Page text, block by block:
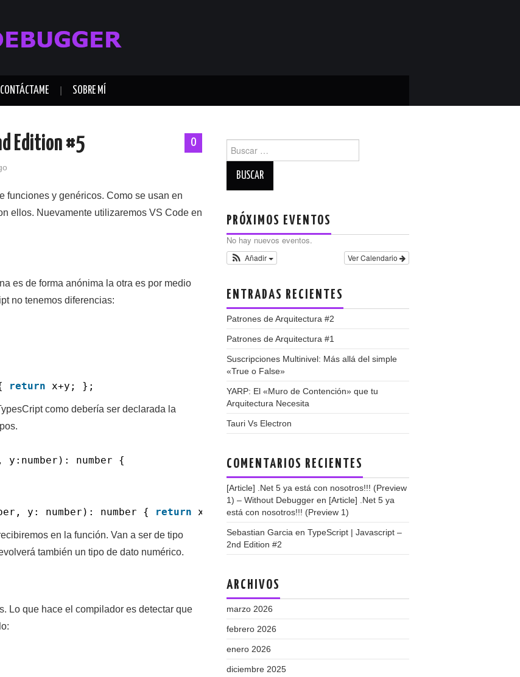
CONTÁCTAME SOBRE MÍ
0
Edition #5
funciones y genéricos. Como se usan en
ellos. Nuevamente utilizaremos VS Code en
es de forma anónima la otra es por medio
no tenemos diferencias:
return x+y; };
como debería ser declarada la
y:number): number {
y: number): number { return x+y; };
en la función. Van a ser de tipo
también un tipo de dato numérico.
Lo que hace el compilador es detectar que
PRÓXIMOS EVENTOS
No hay nuevos eventos.
Ver Calendario
Añadir
ENTRADAS RECIENTES
Patrones de Arquitectura #2
Patrones de Arquitectura #1
Suscripciones Multinivel: Más allá del simple
«True o False»
YARP: El «Muro de Contención» que tu
Arquitectura Necesita
Tauri Vs Electron
COMENTARIOS RECIENTES
[Article] .Net 5 ya está con nosotros!!! (Preview
1) – Without Debugger en [Article] .Net 5 ya
está con nosotros!!! (Preview 1)
Sebastian Garcia en TypeScript | Javascript –
2nd Edition #2
ARCHIVOS
marzo 2026
febrero 2026
enero 2026
diciembre 2025